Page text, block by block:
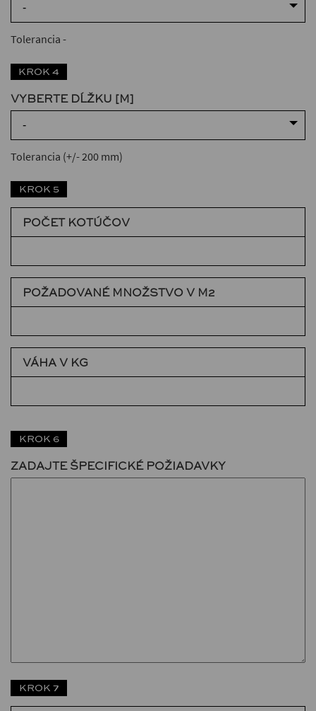
-
Tolerancia -
KROK 4
VYBERTE DĹŽKU [M]
-
Tolerancia (+/- 200 mm)
KROK 5
POČET KOTÚČOV
POŽADOVANÉ MNOŽSTVO V M2
VÁHA V KG
KROK 6
ZADAJTE ŠPECIFICKÉ POŽIADAVKY
KROK 7